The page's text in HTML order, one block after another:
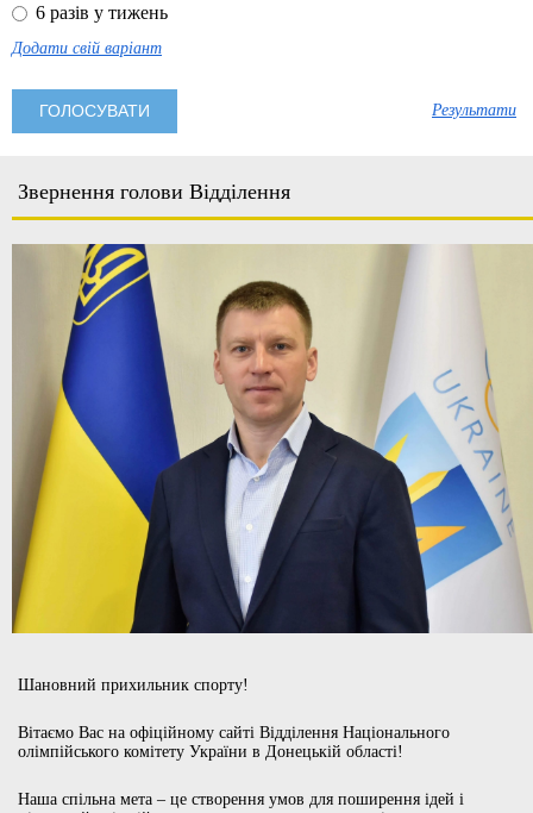
6 разів у тижень
Додати свій варіант
Результати
Звернення голови Відділення
Шановний прихильник спорту!
Вітаємо Вас на офіційному сайті Відділення Національного
олімпійського комітету України в Донецькій області!
Наша спільна мета – це створення умов для поширення ідей і